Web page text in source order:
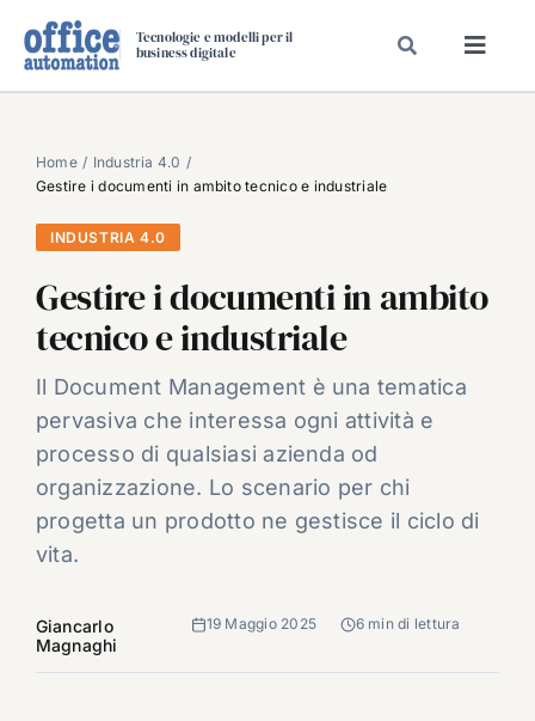
Tecnologie e modelli per il
business digitale
SPECIAL PAPER
DAL MERCATO
CARRIERE
VIDEO
EVENTI
CHI SIAMO
Home
Industria 4.0
Gestire i documenti in ambito tecnico e industriale
INDUSTRIA 4.0
Gestire i documenti in ambito
tecnico e industriale
Il Document Management è una tematica
pervasiva che interessa ogni attività e
processo di qualsiasi azienda od
organizzazione. Lo scenario per chi
progetta un prodotto ne gestisce il ciclo di
vita.
Giancarlo
Magnaghi
19 Maggio 2025 6 min di lettura